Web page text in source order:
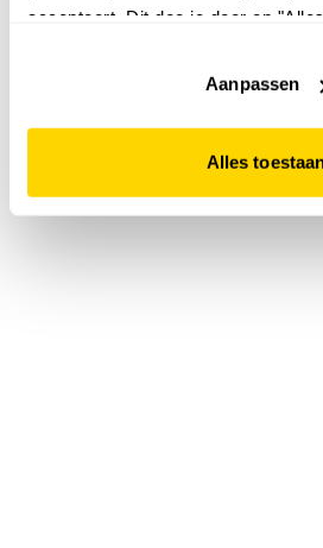
accepteert. Dit doe je door op
website niet optimaal functioneert.
Aanpassen
Alles